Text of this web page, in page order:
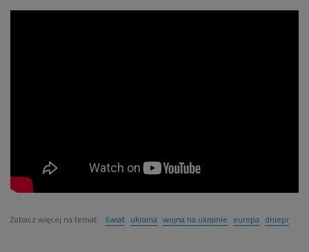
Zobacz więcej na temat: świat ukraina wojna na ukrainie europa dniepr